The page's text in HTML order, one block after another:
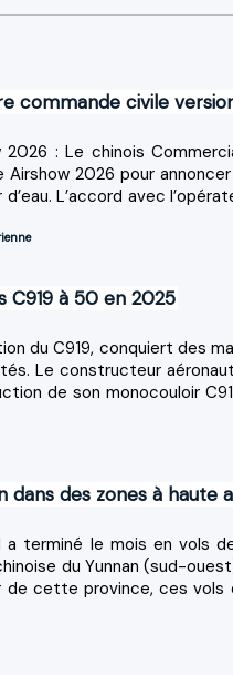
commande civile
2026 : ​Le chinois
2026 pour
L’accord avec
C919 à 50 en 2025
du C919, conquiert des
Le constructeur
de son monocouloir
dans des zones à haute
a terminé le mois en vols
du Yunnan (sud-
cette province, ces vols